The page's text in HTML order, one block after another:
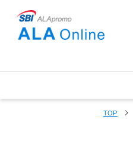
TOP